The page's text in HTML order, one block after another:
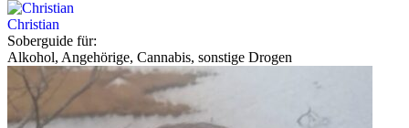
Christian
Soberguide für:
Alkohol, Angehörige, Cannabis, sonstige Drogen